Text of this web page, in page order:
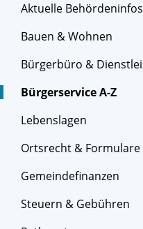
Aktuelle Behördeninfos
Bauen & Wohnen
Bürgerbüro &
Bürgerservice A-Z
Lebenslagen
Ortsrecht & Formulare
Gemeindefinanzen
Steuern & Gebühren